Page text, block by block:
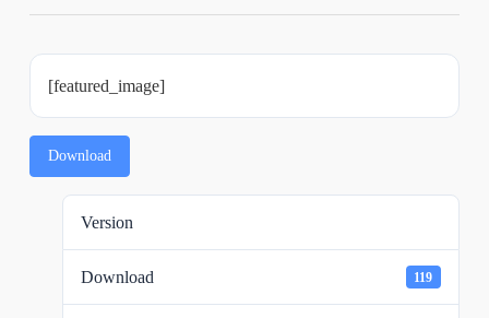
[featured_image]
Download
Version
Download 119